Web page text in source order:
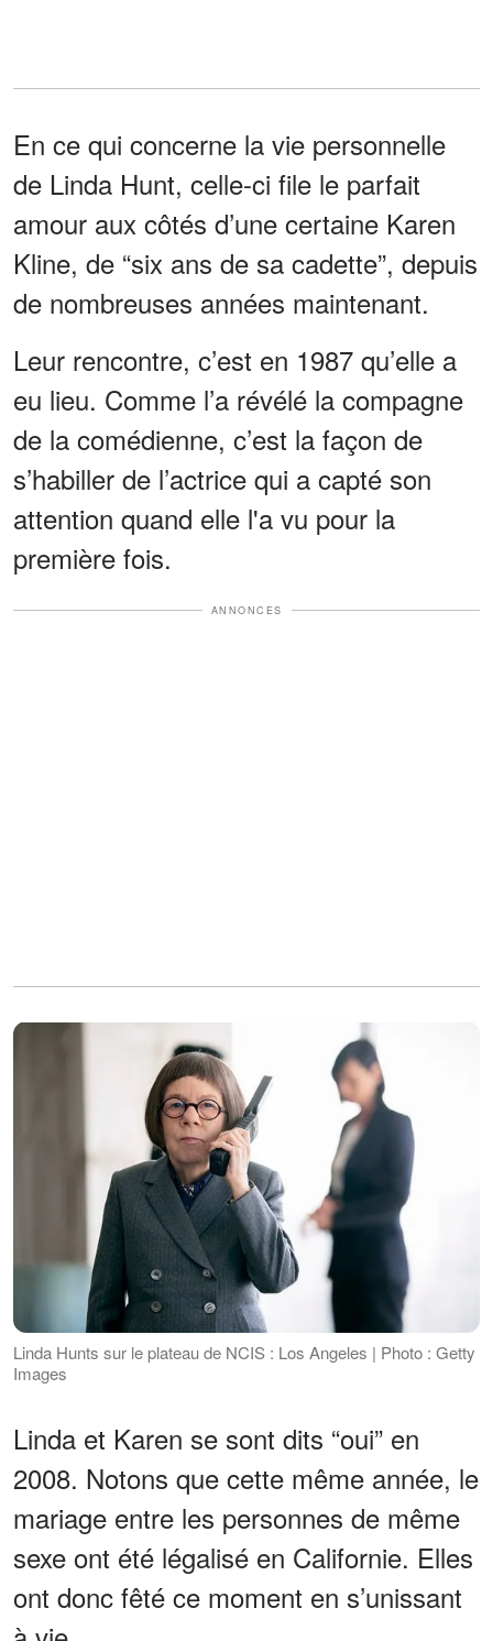
En ce qui concerne la vie personnelle
de Linda Hunt, celle-ci file le parfait
amour aux côtés d’une certaine Karen
Kline, de “six ans de sa cadette”, depuis
de nombreuses années maintenant.
Leur rencontre, c’est en 1987 qu’elle a
eu lieu. Comme l’a révélé la compagne
de la comédienne, c’est la façon de
s’habiller de l’actrice qui a capté son
attention quand elle l'a vu pour la
première fois.
ANNONCES
Linda Hunts sur le plateau de NCIS : Los Angeles | Photo : Getty
Images
Linda et Karen se sont dits “oui” en
2008. Notons que cette même année, le
mariage entre les personnes de même
sexe ont été légalisé en Californie. Elles
ont donc fêté ce moment en s’unissant